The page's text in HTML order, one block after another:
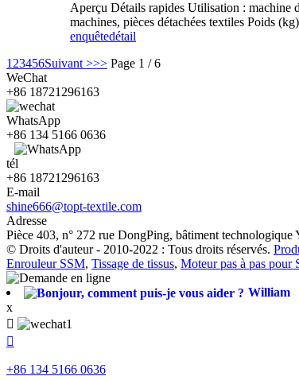
Aperçu Détails rapides Utilisation : machine
machines, pièces détachées textiles Poids
enquêtedétail
1 23456Suivant >>> Page 1 / 6
WeChat
+86 18721296163
WhatsApp
+86 134 5166 0636
tél
+86 18721296163
E-mail
shine666@topt-textile.com
Adresse
Pièce 403, n° 272 rue DongPing, bâtiment
© Droits d'auteur - 2010-2022 : Tous droits réservés.
Enrouleur SSM, Tissage de tissus, Moteur pas à pas pour
William
x


+86 134 5166 0636